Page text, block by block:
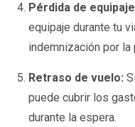
Pérdida de
equipaje durante tu
indemnización por la
Retraso de vuelo:
puede cubrir los
durante la espera.